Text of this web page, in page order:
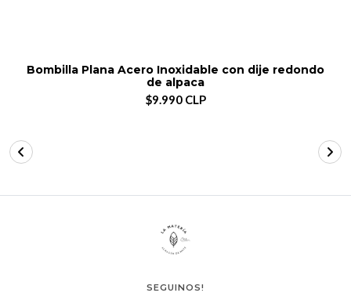
Bombilla Plana Acero Inoxidable con dije redondo
de alpaca
$9.990 CLP
SEGUINOS!